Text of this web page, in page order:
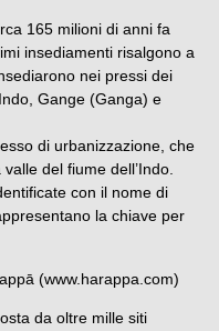
165 milioni di anni fa
insediamenti risalgono a
nei pressi dei
Gange (Ganga) e
di urbanizzazione, che
del fiume dell’Indo.
con il nome di
la chiave per
(www.harappa.com)
da oltre mille siti